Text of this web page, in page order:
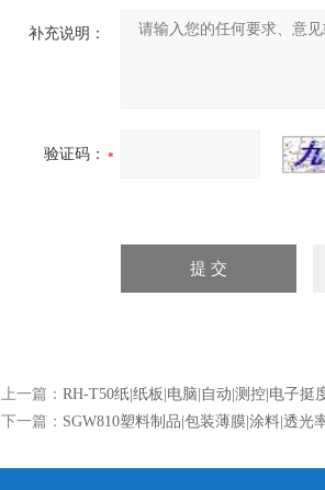
补充说明：
验证码：
上一篇： RH-T50纸|纸板|电脑|自动|测控|电子挺
下一篇： SGW810塑料制品|包装薄膜|涂料|透光